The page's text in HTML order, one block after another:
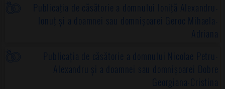
Publicația de căsătorie a domnului Ioniță Alexandru-
Ionuț și a doamnei sau domnișoarei Geroc Mihaela-
Adriana
Publicația de căsătorie a domnului Nicolae Petru-
Alexandru și a doamnei sau domnișoarei Dobre
Georgiana-Cristina